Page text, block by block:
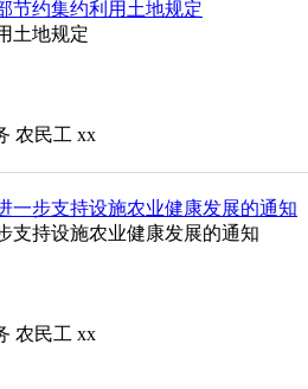
节约集约利用土地规定
土地规定
农民工 xx
一步支持设施农业健康发展的通知
支持设施农业健康发展的通知
农民工 xx